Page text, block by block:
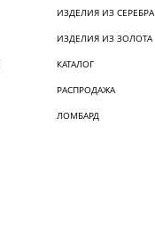
ИЗДЕЛИЯ ИЗ СЕРЕБРА
ИЗДЕЛИЯ ИЗ ЗОЛОТА
КАТАЛОГ
РАСПРОДАЖА
ЛОМБАРД